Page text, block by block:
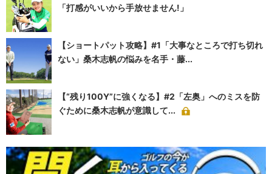
「打感がいいから手放せません!」
【ショートパット攻略】#1「大事なところで打ち切れ
ない」桑木志帆の悩みを名手・藤...
【“残り100Y”に強くなる】#2「左奥」へのミスを防
ぐために桑木志帆が意識して...